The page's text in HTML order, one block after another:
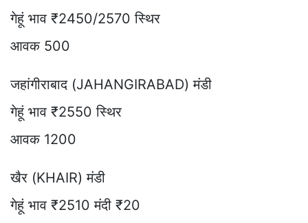
गेहूं भाव ₹2450/2570 स्थिर
आवक 500
जहांगीराबाद (JAHANGIRABAD) मंडी
गेहूं भाव ₹2550 स्थिर
आवक 1200
खैर (KHAIR) मंडी
गेहूं भाव ₹2510 मंदी ₹20